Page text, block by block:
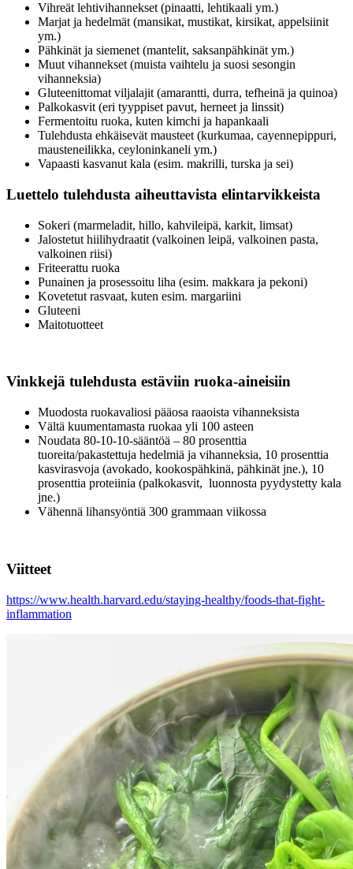
Vihreät lehtivihannekset (pinaatti, lehtikaali ym.)
Marjat ja hedelmät (mansikat, mustikat, kirsikat, appelsiinit
ym.)
Pähkinät ja siemenet (mantelit, saksanpähkinät ym.)
Muut vihannekset (muista vaihtelu ja suosi sesongin
vihanneksia)
Gluteenittomat viljalajit (amarantti, durra, tefheinä ja quinoa)
Palkokasvit (eri tyyppiset pavut, herneet ja linssit)
Fermentoitu ruoka, kuten kimchi ja hapankaali
Tulehdusta ehkäisevät mausteet (kurkumaa, cayennepippuri,
mausteneilikka, ceyloninkaneli ym.)
Vapaasti kasvanut kala (esim. makrilli, turska ja sei)
Luettelo tulehdusta aiheuttavista elintarvikkeista
Sokeri (marmeladit, hillo, kahvileipä, karkit, limsat)
Jalostetut hiilihydraatit (valkoinen leipä, valkoinen pasta,
valkoinen riisi)
Friteerattu ruoka
Punainen ja prosessoitu liha (esim. makkara ja pekoni)
Kovetetut rasvaat, kuten esim. margariini
Gluteeni
Maitotuotteet
Vinkkejä tulehdusta estäviin ruoka-aineisiin
Muodosta ruokavaliosi pääosa raaoista vihanneksista
Vältä kuumentamasta ruokaa yli 100 asteen
Noudata 80-10-10-sääntöä – 80 prosenttia
tuoreita/pakastettuja hedelmiä ja vihanneksia, 10 prosenttia
kasvirasvoja (avokado, kookospähkinä, pähkinät jne.), 10
prosenttia proteiinia (palkokasvit, luonnosta pyydystetty kala
jne.)
Vähennä lihansyöntiä 300 grammaan viikossa
Viitteet
https://www.health.harvard.edu/staying-healthy/foods-that-fight-
inflammation